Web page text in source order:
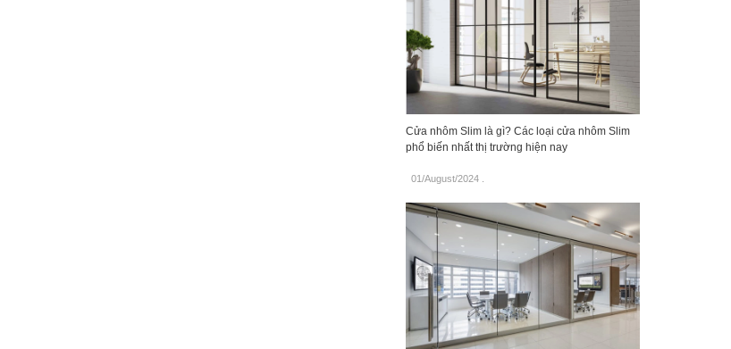
Cửa nhôm Slim là gì? Các loại cửa nhôm Slim
phổ biến nhất thị trường hiện nay
01/August/2024.